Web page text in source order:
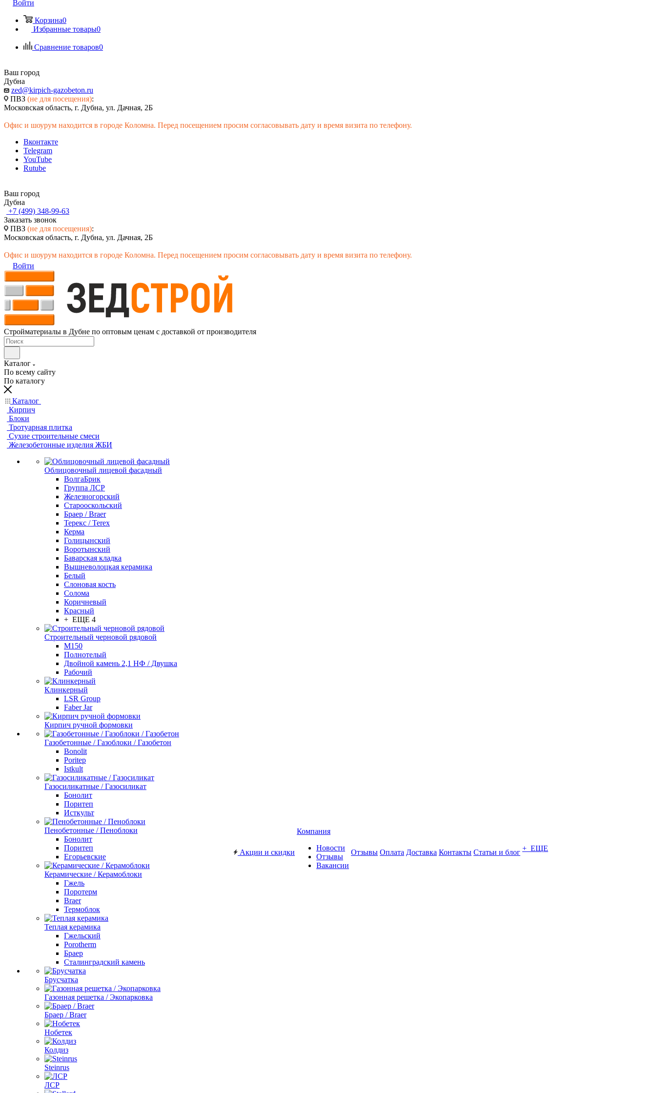
Войти
Корзина0
Избранные товары0
Сравнение товаров0
Ваш город
Дубна
zed@kirpich-gazobeton.ru
ПВЗ (не для посещения):
Московская область, г. Дубна, ул. Дачная, 2Б
Офис и шоурум находится в городе Коломна. Перед посещением просим согласовывать дату и время визита по телефону.
Вконтакте
Telegram
YouTube
Rutube
Ваш город
Дубна
+7 (499) 348-99-63
Заказать звонок
ПВЗ (не для посещения):
Московская область, г. Дубна, ул. Дачная, 2Б
Офис и шоурум находится в городе Коломна. Перед посещением просим согласовывать дату и время визита по телефону.
Войти
Стройматериалы в Дубне по оптовым ценам с доставкой от производителя
Каталог
По всему сайту
По каталогу
Каталог
Кирпич
Блоки
Тротуарная плитка
Сухие строительные смеси
Железобетонные изделия ЖБИ
Облицовочный лицевой фасадный
ВолгаБрик
Группа ЛСР
Железногорский
Старооскольский
Браер / Braer
Терекс / Terex
Керма
Голицынский
Воротынский
Баварская кладка
Вышневолоцкая керамика
Белый
Слоновая кость
Солома
Коричневый
Красный
+ ЕЩЕ 4
Строительный черновой рядовой
М150
Полнотелый
Двойной камень 2,1 НФ / Двушка
Рабочий
Клинкерный
LSR Group
Faber Jar
Кирпич ручной формовки
Газобетонные / Газоблоки / Газобетон
Bonolit
Poritep
Istkult
Газосиликатные / Газосиликат
Бонолит
Поритеп
Исткульт
Пенобетонные / Пеноблоки
Бонолит
Поритеп
Егорьевские
Керамические / Керамоблоки
Гжель
Поротерм
Braer
Термоблок
Теплая керамика
Гжельский
Porotherm
Браер
Сталинградский камень
Брусчатка
Газонная решетка / Экопарковка
Браер / Braer
Нобетек
Колдиз
Steinrus
ЛСР
Акции и скидки
Компания
Новости
Отзывы
Вакансии
Отзывы Оплата Доставка Контакты Статьи и блог + ЕЩЕ